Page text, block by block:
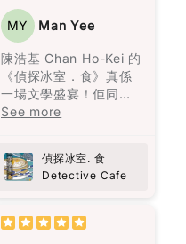
旦深刻的仇恨與懊悔讓
她一生都無法接受愛
情。沉默的上校打了三
十二場戰爭，戰爭將他
扭曲成一個無情的人，
再也無法與家人相處。
偏執的費爾南達，一生
自己的女兒，也從不懊
悔，一生都要活在自我
的體面與狂熱的宗教
佛想要講述的不僅僅是
愛情，還包括在愛錯了
人之後，王子和公主過
著怎樣的生活。她殘酷
而真實地描繪了家庭暴
力，而我最欣賞的是，
變得比外人想像的更加
困難。
書中所描述的身體傷害
當然是不可原諒的，但
MY Man Yee
陳浩基 Chan Ho-Kei 的
《偵探冰室．食》真係
一場文學盛宴！佢同其
他八位香港作家一齊合
正宗嘅港式佳餚，令人
回味無窮。陳浩基呢位
入菜，以灣仔老牌德國
See more
偵探冰室. 食
Detective Cafe